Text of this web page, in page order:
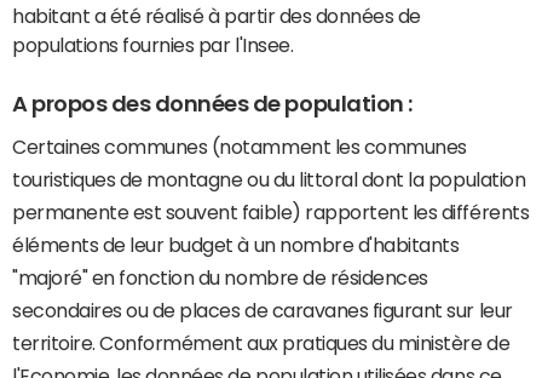
habitant a été réalisé à partir des données de
populations fournies par l'Insee.
A propos des données de population :
Certaines communes (notamment les communes
touristiques de montagne ou du littoral dont la population
permanente est souvent faible) rapportent les différents
éléments de leur budget à un nombre d'habitants
"majoré" en fonction du nombre de résidences
secondaires ou de places de caravanes figurant sur leur
territoire. Conformément aux pratiques du ministère de